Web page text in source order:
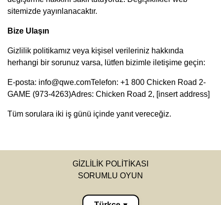
sitemizde yayınlanacaktır.
Bize Ulaşın
Gizlilik politikamız veya kişisel verileriniz hakkında
herhangi bir sorunuz varsa, lütfen bizimle iletişime geçin:
E-posta: info@qwe.comTelefon: +1 800 Chicken Road 2-
GAME (973-4263)Adres: Chicken Road 2, [insert address]
Tüm sorulara iki iş günü içinde yanıt vereceğiz.
GIZLILIK POLITIKASI
SORUMLU OYUN